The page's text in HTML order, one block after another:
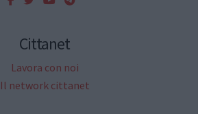
Cittanet
Lavora con noi
Il network cittanet